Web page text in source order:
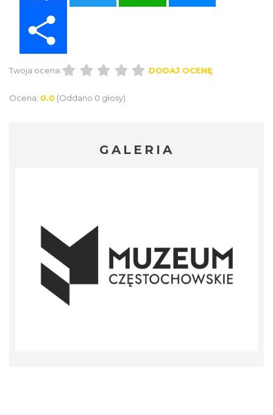
Twoja ocena: DODAJ OCENĘ
Ocena: 0.0 (Oddano 0 głosy)
GALERIA